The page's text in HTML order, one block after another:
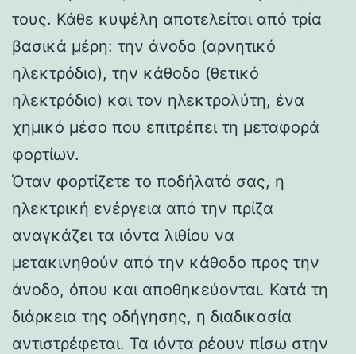
τους. Κάθε κυψέλη αποτελείται από τρία
βασικά μέρη: την άνοδο (αρνητικό
ηλεκτρόδιο), την κάθοδο (θετικό
ηλεκτρόδιο) και τον ηλεκτρολύτη, ένα
χημικό μέσο που επιτρέπει τη μεταφορά
φορτίων.
Όταν φορτίζετε το ποδήλατό σας, η
ηλεκτρική ενέργεια από την πρίζα
αναγκάζει τα ιόντα λιθίου να
μετακινηθούν από την κάθοδο προς την
άνοδο, όπου και αποθηκεύονται. Κατά τη
διάρκεια της οδήγησης, η διαδικασία
αντιστρέφεται. Τα ιόντα ρέουν πίσω στην